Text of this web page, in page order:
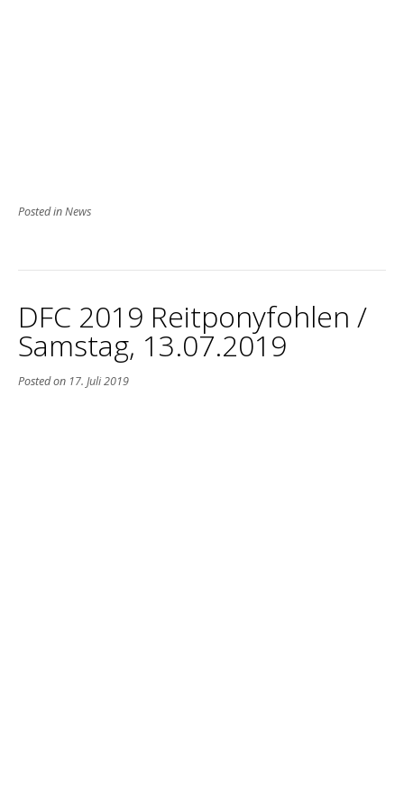
Posted inNews
DFC 2019 Reitponyfohlen /
Samstag, 13.07.2019
Posted on 17. Juli 2019